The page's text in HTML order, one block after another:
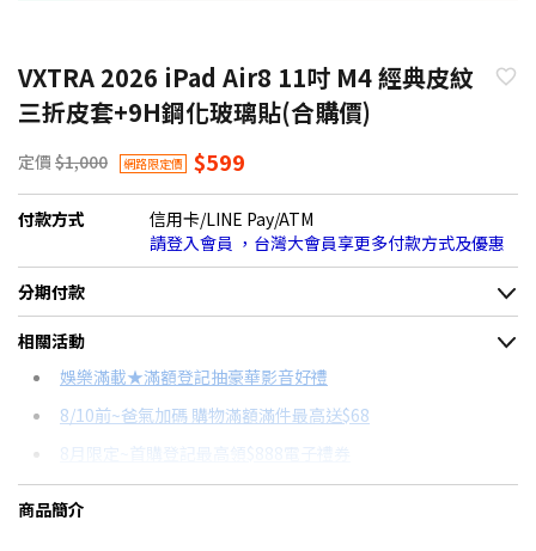
VXTRA 2026 iPad Air8 11吋 M4 經典皮紋
三折皮套+9H鋼化玻璃貼(合購價)
定價 $1,000 網路限定價 $599
付款方式
信用卡/LINE Pay/ATM
請登入會員 ，台灣大會員享更多付款方式及優惠
分期付款
＊實際可分期數、適用利率，請以購物車顯示為主
信用卡分期
分期數 每期金額 配合銀行/業者
相關活動
娛樂滿載★滿額登記抽豪華影音好禮
8/10前~爸氣加碼 購物滿額滿件最高送$68
8月限定~首購登記最高領$888電子禮券
台灣大哥大Open Possible聯名卡滿額最高回饋25%
商品簡介